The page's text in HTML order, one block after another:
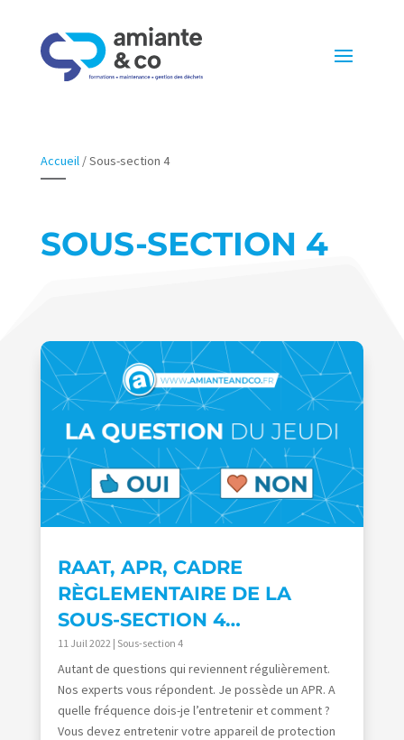
Accueil/Sous-section 4
SOUS-SECTION 4
RAAT, APR, CADRE
RÈGLEMENTAIRE DE LA
SOUS-SECTION 4…
11 Juil 2022 | Sous-section 4
Autant de questions qui reviennent régulièrement.
Nos experts vous répondent. Je possède un APR. A
quelle fréquence dois-je l’entretenir et comment ?
Vous devez entretenir votre appareil de protection